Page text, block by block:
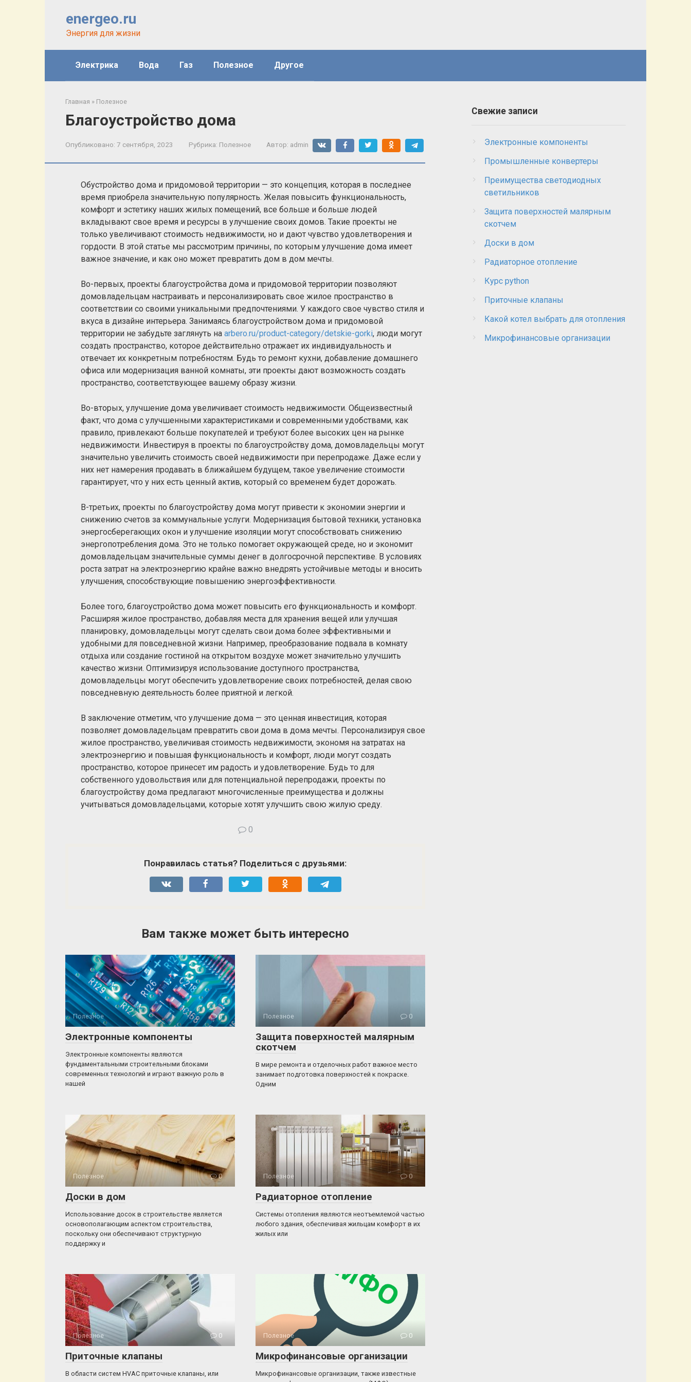
energeo.ru
Энергия для жизни
Электрика Вода Газ Полезное Другое
Главная » Полезное
Благоустройство дома
Опубликовано: 7 сентября, 2023 Рубрика: Полезное Автор: admin
Обустройство дома и придомовой территории — это концепция, которая в последнее
время приобрела значительную популярность. Желая повысить функциональность,
комфорт и эстетику наших жилых помещений, все больше и больше людей
вкладывают свое время и ресурсы в улучшение своих домов. Такие проекты не
только увеличивают стоимость недвижимости, но и дают чувство удовлетворения и
гордости. В этой статье мы рассмотрим причины, по которым улучшение дома имеет
важное значение, и как оно может превратить дом в дом мечты.
Во-первых, проекты благоустройства дома и придомовой территории позволяют
домовладельцам настраивать и персонализировать свое жилое пространство в
соответствии со своими уникальными предпочтениями. У каждого свое чувство стиля и
вкуса в дизайне интерьера. Занимаясь благоустройством дома и придомовой
территории не забудьте заглянуть на arbero.ru/product-category/detskie-gorki, люди могут
создать пространство, которое действительно отражает их индивидуальность и
отвечает их конкретным потребностям. Будь то ремонт кухни, добавление домашнего
офиса или модернизация ванной комнаты, эти проекты дают возможность создать
пространство, соответствующее вашему образу жизни.
Во-вторых, улучшение дома увеличивает стоимость недвижимости. Общеизвестный
факт, что дома с улучшенными характеристиками и современными удобствами, как
правило, привлекают больше покупателей и требуют более высоких цен на рынке
недвижимости. Инвестируя в проекты по благоустройству дома, домовладельцы могут
значительно увеличить стоимость своей недвижимости при перепродаже. Даже если у
них нет намерения продавать в ближайшем будущем, такое увеличение стоимости
гарантирует, что у них есть ценный актив, который со временем будет дорожать.
В-третьих, проекты по благоустройству дома могут привести к экономии энергии и
снижению счетов за коммунальные услуги. Модернизация бытовой техники, установка
энергосберегающих окон и улучшение изоляции могут способствовать снижению
энергопотребления дома. Это не только помогает окружающей среде, но и экономит
домовладельцам значительные суммы денег в долгосрочной перспективе. В условиях
роста затрат на электроэнергию крайне важно внедрять устойчивые методы и вносить
улучшения, способствующие повышению энергоэффективности.
Более того, благоустройство дома может повысить его функциональность и комфорт.
Расширяя жилое пространство, добавляя места для хранения вещей или улучшая
планировку, домовладельцы могут сделать свои дома более эффективными и
удобными для повседневной жизни. Например, преобразование подвала в комнату
отдыха или создание гостиной на открытом воздухе может значительно улучшить
качество жизни. Оптимизируя использование доступного пространства,
домовладельцы могут обеспечить удовлетворение своих потребностей, делая свою
повседневную деятельность более приятной и легкой.
В заключение отметим, что улучшение дома — это ценная инвестиция, которая
позволяет домовладельцам превратить свои дома в дома мечты. Персонализируя свое
жилое пространство, увеличивая стоимость недвижимости, экономя на затратах на
электроэнергию и повышая функциональность и комфорт, люди могут создать
пространство, которое принесет им радость и удовлетворение. Будь то для
собственного удовольствия или для потенциальной перепродажи, проекты по
благоустройству дома предлагают многочисленные преимущества и должны
учитываться домовладельцами, которые хотят улучшить свою жилую среду.
0
Понравилась статья? Поделиться с друзьями:
Вам также может быть интересно
Полезное 0
Электронные компоненты
Электронные компоненты являются
фундаментальными строительными блоками
современных технологий и играют важную роль в
нашей
Полезное 0
Защита поверхностей малярным
скотчем
В мире ремонта и отделочных работ важное место
занимает подготовка поверхностей к покраске.
Одним
Полезное 0
Доски в дом
Использование досок в строительстве является
основополагающим аспектом строительства,
поскольку они обеспечивают структурную
поддержку и
Полезное 0
Радиаторное отопление
Системы отопления являются неотъемлемой частью
любого здания, обеспечивая жильцам комфорт в их
жилых или
Полезное 0
Приточные клапаны
В области систем HVAC приточные клапаны, или
Полезное 0
Микрофинансовые организации
Микрофинансовые организации, также известные
Свежие записи
Электронные компоненты
Промышленные конвертеры
Преимущества светодиодных
светильников
Защита поверхностей малярным
скотчем
Доски в дом
Радиаторное отопление
Курс python
Приточные клапаны
Какой котел выбрать для отопления
Микрофинансовые организации